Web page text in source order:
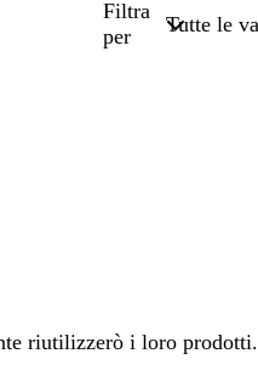
Filtra
per
riutilizzerò i loro prodotti.